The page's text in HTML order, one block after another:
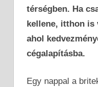
térségben. Ha
kellene, itthon is
ahol
cégalapításba.
Egy nappal a